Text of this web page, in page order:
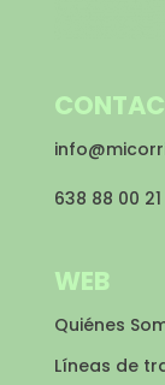
638 88 00 21
WEB
Quiénes
Líneas de